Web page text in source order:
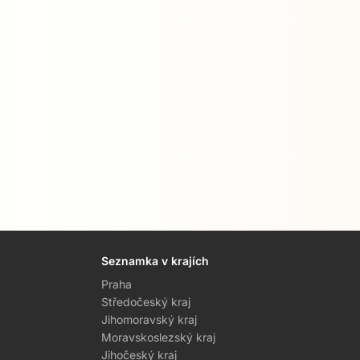
Seznamka v krajích
Praha
Středočeský kraj
Jihomoravský kraj
Moravskoslezský kraj
Jihočeský kraj